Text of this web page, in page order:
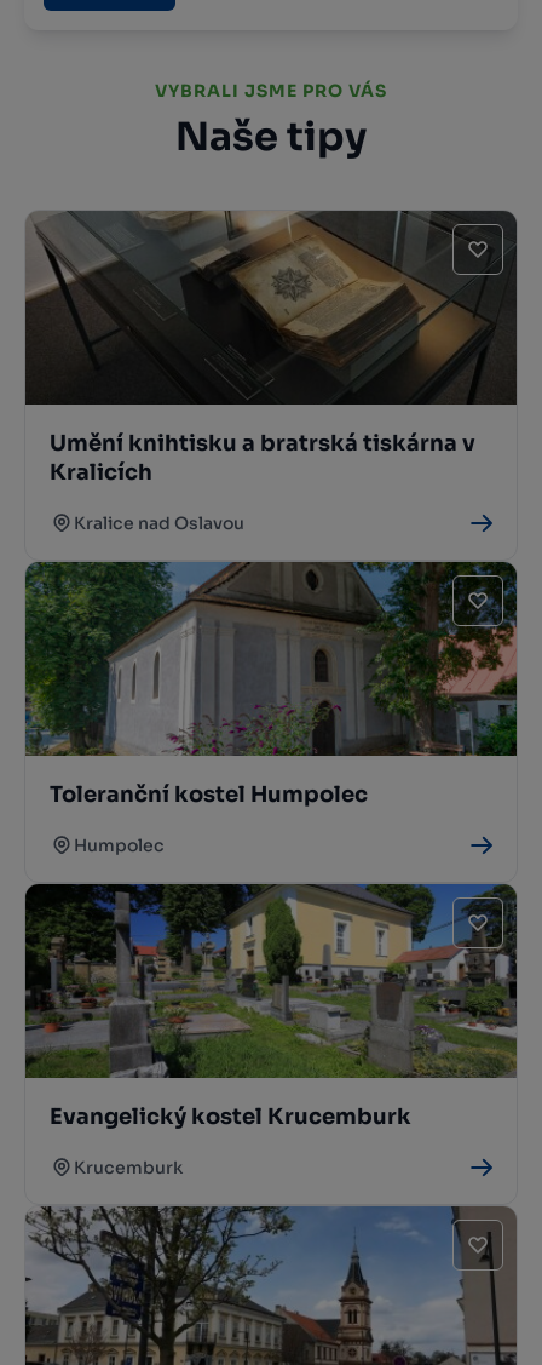
VYBRALI JSME PRO VÁS
Naše tipy
Umění knihtisku a bratrská tiskárna v
Kralicích
Kralice nad Oslavou
Toleranční kostel Humpolec
Humpolec
Evangelický kostel Krucemburk
Krucemburk